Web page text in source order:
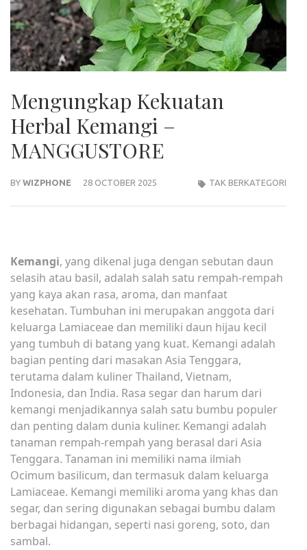
Mengungkap Kekuatan
Herbal Kemangi –
MANGGUSTORE
BY WIZPHONE 28 OCTOBER 2025 TAK BERKATEGORI
Kemangi, yang dikenal juga dengan sebutan daun
selasih atau basil, adalah salah satu rempah-rempah
yang kaya akan rasa, aroma, dan manfaat
kesehatan. Tumbuhan ini merupakan anggota dari
keluarga Lamiaceae dan memiliki daun hijau kecil
yang tumbuh di batang yang kuat. Kemangi adalah
bagian penting dari masakan Asia Tenggara,
terutama dalam kuliner Thailand, Vietnam,
Indonesia, dan India. Rasa segar dan harum dari
kemangi menjadikannya salah satu bumbu populer
dan penting dalam dunia kuliner. Kemangi adalah
tanaman rempah-rempah yang berasal dari Asia
Tenggara. Tanaman ini memiliki nama ilmiah
Ocimum basilicum, dan termasuk dalam keluarga
Lamiaceae. Kemangi memiliki aroma yang khas dan
segar, dan sering digunakan sebagai bumbu dalam
berbagai hidangan, seperti nasi goreng, soto, dan
sambal.